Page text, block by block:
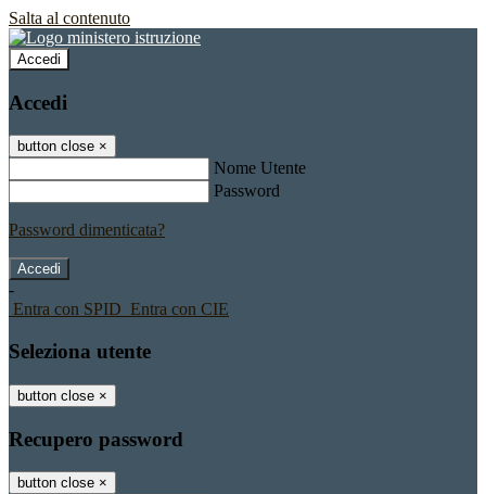
Salta al contenuto
Accedi
Accedi
button close ×
Nome Utente
Password
Password dimenticata?
-
Entra con SPID Entra con CIE
Seleziona utente
button close ×
Recupero password
button close ×